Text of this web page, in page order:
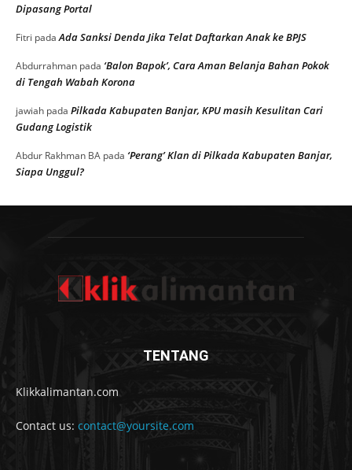
Dipasang Portal
Fitri padaAda Sanksi Denda Jika Telat Daftarkan Anak ke BPJS
Abdurrahman pada ‘Balon Bapok’, Cara Aman Belanja Bahan Pokok
di Tengah Wabah Korona
jawiah pada Pilkada Kabupaten Banjar, KPU masih Kesulitan Cari
Gudang Logistik
Abdur Rakhman BA pada ‘Perang’ Klan di Pilkada Kabupaten Banjar,
Siapa Unggul?
TENTANG
Klikkalimantan.com
Contact us: contact@yoursite.com